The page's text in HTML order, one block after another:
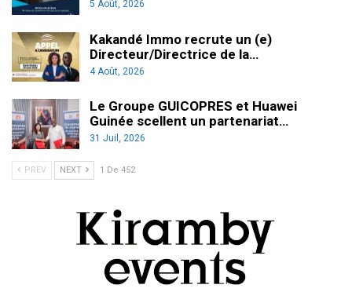
5 Août, 2026
Kakandé Immo recrute un (e)
Directeur/Directrice de la…
4 Août, 2026
Le Groupe GUICOPRES et Huawei
Guinée scellent un partenariat…
31 Juil, 2026
PREV NEXT 1 De 452